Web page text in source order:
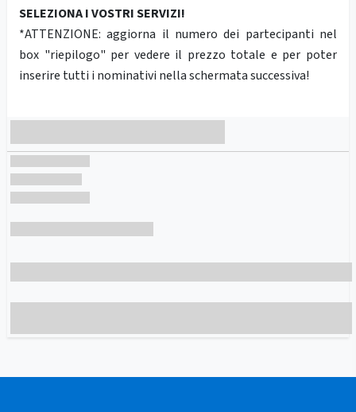
SELEZIONA I VOSTRI SERVIZI!
*ATTENZIONE: aggiorna il numero dei partecipanti nel
box "riepilogo" per vedere il prezzo totale e per poter
inserire tutti i nominativi nella schermata successiva!